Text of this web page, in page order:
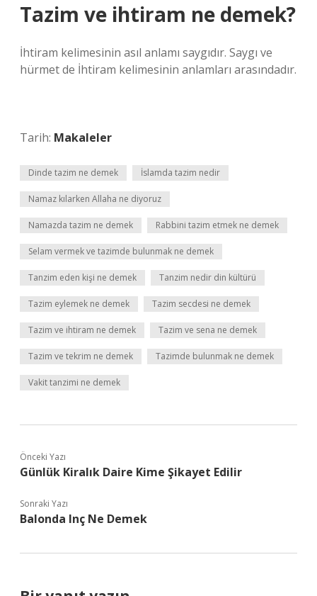
Tazim ve ihtiram ne demek?
İhtiram kelimesinin asıl anlamı saygıdır. Saygı ve
hürmet de İhtiram kelimesinin anlamları arasındadır.
Tarih: Makaleler
Dinde tazim ne demek İslamda tazim nedir
Namaz kılarken Allaha ne diyoruz
Namazda tazim ne demek Rabbini tazim etmek ne demek
Selam vermek ve tazimde bulunmak ne demek
Tanzim eden kişi ne demek Tanzim nedir din kültürü
Tazim eylemek ne demek Tazim secdesi ne demek
Tazim ve ihtiram ne demek Tazim ve sena ne demek
Tazim ve tekrim ne demek Tazimde bulunmak ne demek
Vakit tanzimi ne demek
Önceki Yazı
Günlük Kiralık Daire Kime Şikayet Edilir
Sonraki Yazı
Balonda Inç Ne Demek